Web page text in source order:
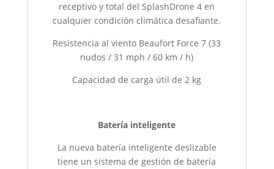
receptivo y total del SplashDrone 4 en
cualquier condición climática desafiante.
Resistencia al viento Beaufort Force 7(33
nudos / 31 mph / 60 km / h)
Capacidad de carga útil de 2 kg
Batería inteligente
La nueva batería inteligente deslizable
tiene un sistema de gestión de batería